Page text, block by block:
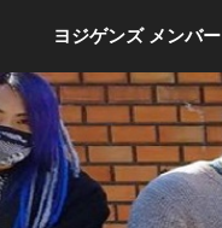
ヨジゲンズ メンバー